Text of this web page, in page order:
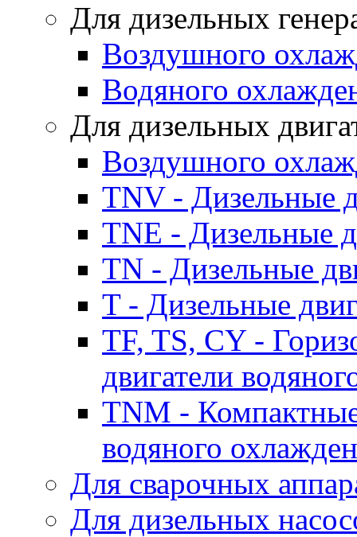
Для дизельных
Воздушного
Водяного
Для дизельных
Воздушного
TNV - Дизельные
TNE - Дизельные
TN - Дизельные
T - Дизельные
TF, TS, CY -
двигатели
TNM -
водяного
Для сварочных
Для дизельных